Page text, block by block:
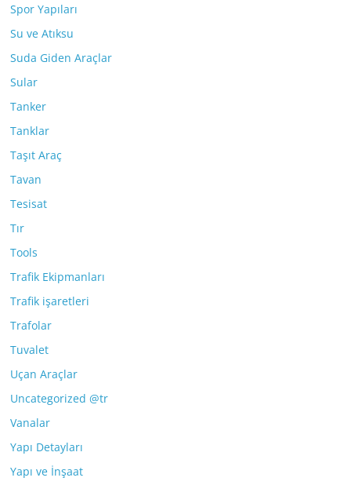
Spor Yapıları
Su ve Atıksu
Suda Giden Araçlar
Sular
Tanker
Tanklar
Taşıt Araç
Tavan
Tesisat
Tır
Tools
Trafik Ekipmanları
Trafik işaretleri
Trafolar
Tuvalet
Uçan Araçlar
Uncategorized @tr
Vanalar
Yapı Detayları
Yapı ve İnşaat